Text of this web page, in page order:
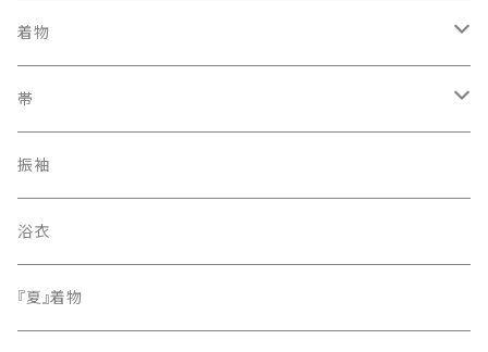
着物
訪問着・付下げ
紬
色無地
小紋
帯
袋帯
名古屋帯
振袖
浴衣
『夏』着物